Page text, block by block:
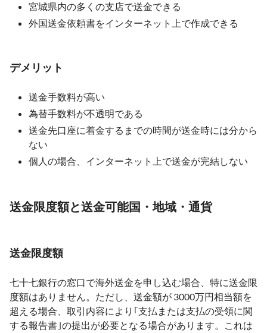
宮城県内の多くの支店で送金できる
外国送金依頼書をインターネット上で作成できる
デメリット
送金手数料が高い
為替手数料が不透明である
送金先口座に着金するまでの時間が送金時には分から
ない
個人の場合、インターネット上で送金が完結しない
送金限度額と送金可能国・地域・通貨
送金限度額
七十七銀行の窓口で海外送金を申し込む場合、特に送金限
度額はありません。ただし、送金額が 3000万円相当額を
超える場合、取引内容により｢支払または支払の受領に関
する報告書｣の提出が必要となる場合があります。これは